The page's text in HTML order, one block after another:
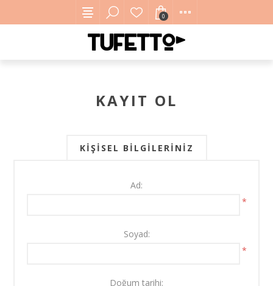
0
KAYIT OL
KIŞISEL BILGILERINIZ
Ad:
*
Soyad:
*
Doğum tarihi: